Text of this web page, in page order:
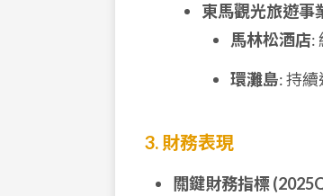
東馬觀光旅遊事
馬林松酒店:
環灘島: 持
3. 財務表現
關鍵財務指標